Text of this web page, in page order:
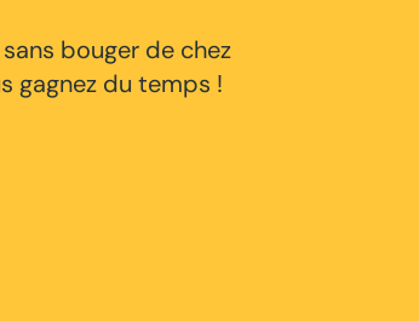
bouger de chez
gagnez du temps !